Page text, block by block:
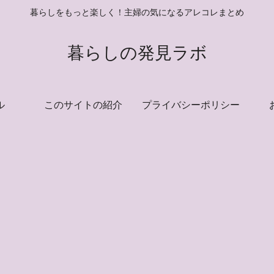
暮らしをもっと楽しく！主婦の気になるアレコレまとめ
暮らしの発見ラボ
このサイトの紹介 プライバシーポリシー